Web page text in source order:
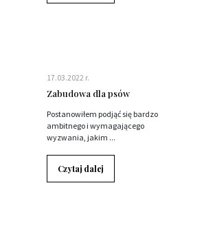
17.03.2022 r.
Zabudowa dla psów
Postanowiłem podjąć się bardzo
ambitnego i wymagającego
wyzwania, jakim ...
Czytaj dalej